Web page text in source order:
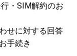
・SIM解約のお
せに対する回答
手続き